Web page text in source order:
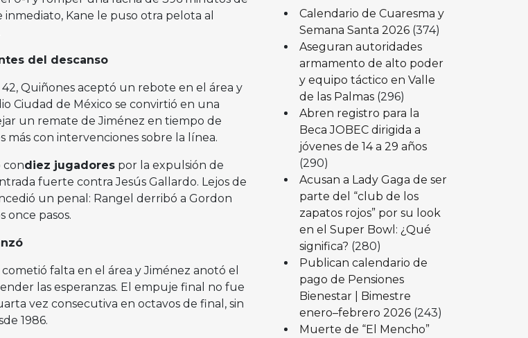
inmediato, Kane le puso otra pelota al
del descanso
Quiñones aceptó un rebote en el área y
Ciudad de México se convirtió en una
un remate de Jiménez en tiempo de
más con intervenciones sobre la línea.
condiez jugadorespor la expulsión de
fuerte contra Jesús Gallardo. Lejos de
un penal: Rangel derribó a Gordon
once pasos.
falta en el área y Jiménez anotó el
las esperanzas. El empuje final no fue
vez consecutiva en octavos de final, sin
1986.
Calendario de Cuaresma y
Semana Santa 2026 (374)
Aseguran autoridades
armamento de alto poder
y equipo táctico en Valle
de las Palmas (296)
Abren registro para la
Beca JOBEC dirigida a
jóvenes de 14 a 29 años
(290)
Acusan a Lady Gaga de ser
parte del “club de los
zapatos rojos” por su look
en el Super Bowl: ¿Qué
significa? (280)
Publican calendario de
pago de Pensiones
Bienestar | Bimestre
enero–febrero 2026 (243)
Muerte de “El Mencho”